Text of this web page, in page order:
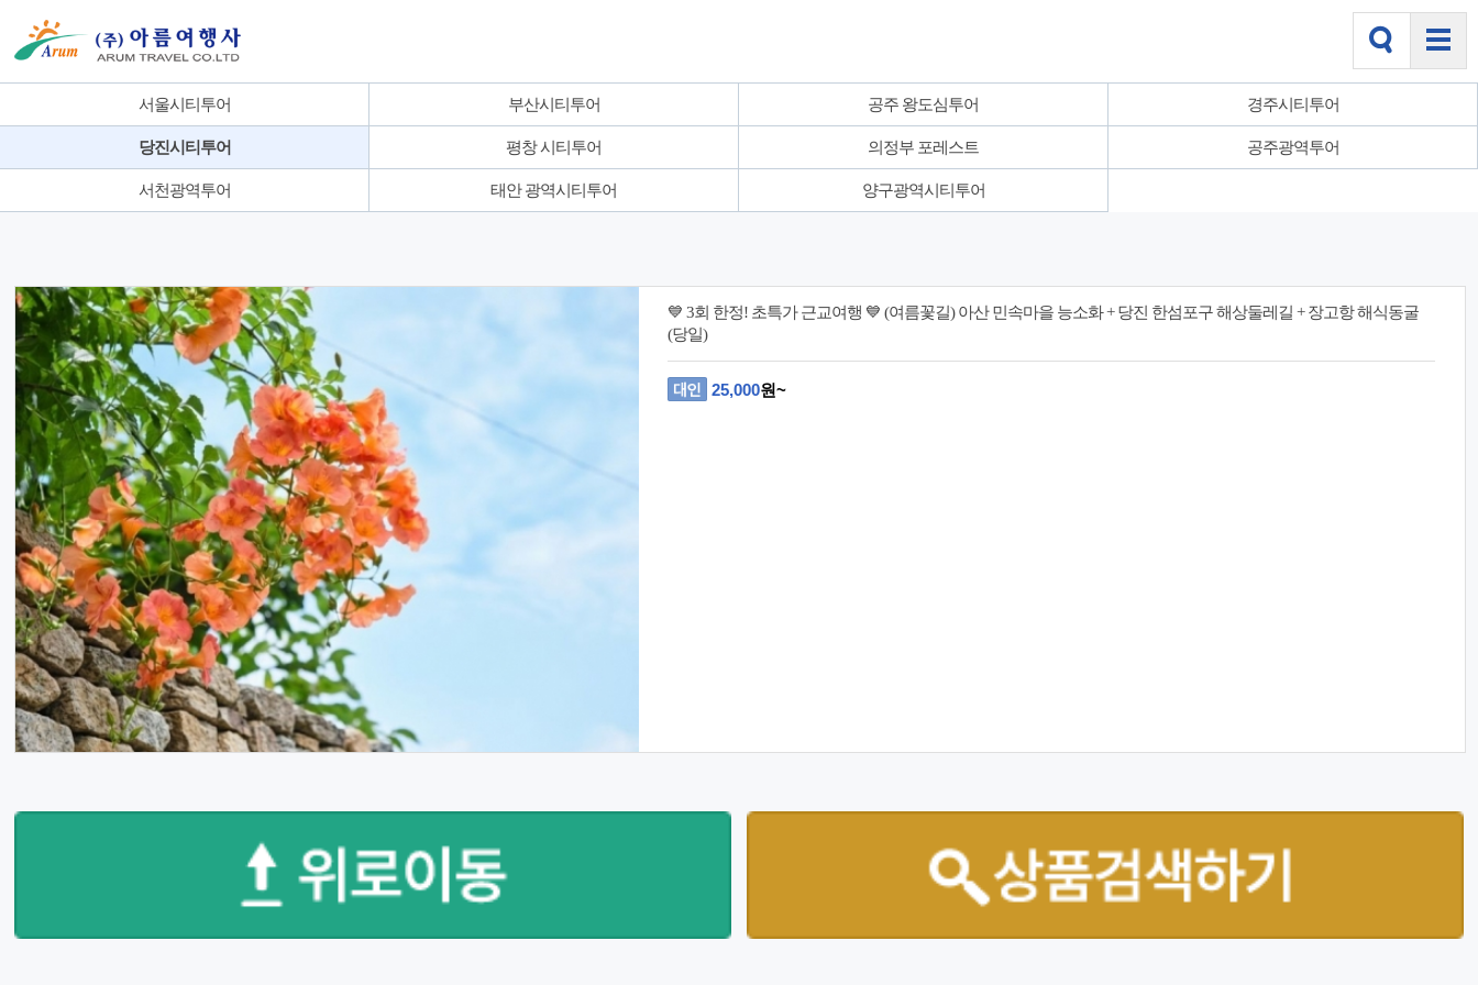
서울시티투어 부산시티투어 공주 왕도심투어 경주시티투어
당진시티투어 평창 시티투어 의정부 포레스트 공주광역투어
서천광역투어 태안 광역시티투어 양구광역시티투어
💙 3회 한정! 초특가 근교여행 💙 (여름꽃길) 아산 민속마을 능소화 + 당진 한섬포구 해상둘레길 + 장고항 해식동굴
(당일)
25,000원~